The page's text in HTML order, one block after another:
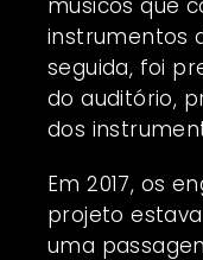
músicos que
instrumentos
seguida, foi
do auditório,
dos
Em 2017, os
projeto
uma